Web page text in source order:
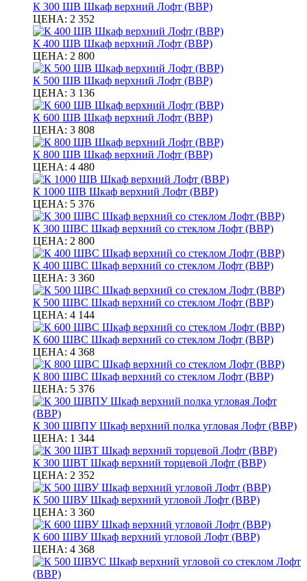
К 300 ШВ Шкаф верхний Лофт (ВВР)
ЦЕНА: 2 352
К 400 ШВ Шкаф верхний Лофт (ВВР)
ЦЕНА: 2 800
К 500 ШВ Шкаф верхний Лофт (ВВР)
ЦЕНА: 3 136
К 600 ШВ Шкаф верхний Лофт (ВВР)
ЦЕНА: 3 808
К 800 ШВ Шкаф верхний Лофт (ВВР)
ЦЕНА: 4 480
К 1000 ШВ Шкаф верхний Лофт (ВВР)
ЦЕНА: 5 376
К 300 ШВС Шкаф верхний со стеклом Лофт (ВВР)
ЦЕНА: 2 800
К 400 ШВС Шкаф верхний со стеклом Лофт (ВВР)
ЦЕНА: 3 360
К 500 ШВС Шкаф верхний со стеклом Лофт (ВВР)
ЦЕНА: 4 144
К 600 ШВС Шкаф верхний со стеклом Лофт (ВВР)
ЦЕНА: 4 368
К 800 ШВС Шкаф верхний со стеклом Лофт (ВВР)
ЦЕНА: 5 376
К 300 ШВПУ Шкаф верхний полка угловая Лофт (ВВР)
ЦЕНА: 1 344
К 300 ШВТ Шкаф верхний торцевой Лофт (ВВР)
ЦЕНА: 2 352
К 500 ШВУ Шкаф верхний угловой Лофт (ВВР)
ЦЕНА: 3 360
К 600 ШВУ Шкаф верхний угловой Лофт (ВВР)
ЦЕНА: 4 368